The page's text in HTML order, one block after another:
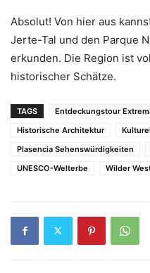
Absolut! Von hier aus
Jerte-Tal und den Parque
erkunden. Die Region ist
historischer Schätze.
TAGS Entdeckungstour
Historische Architektur
Plasencia Sehenswürdigkeiten
UNESCO-Welterbe
Wilder